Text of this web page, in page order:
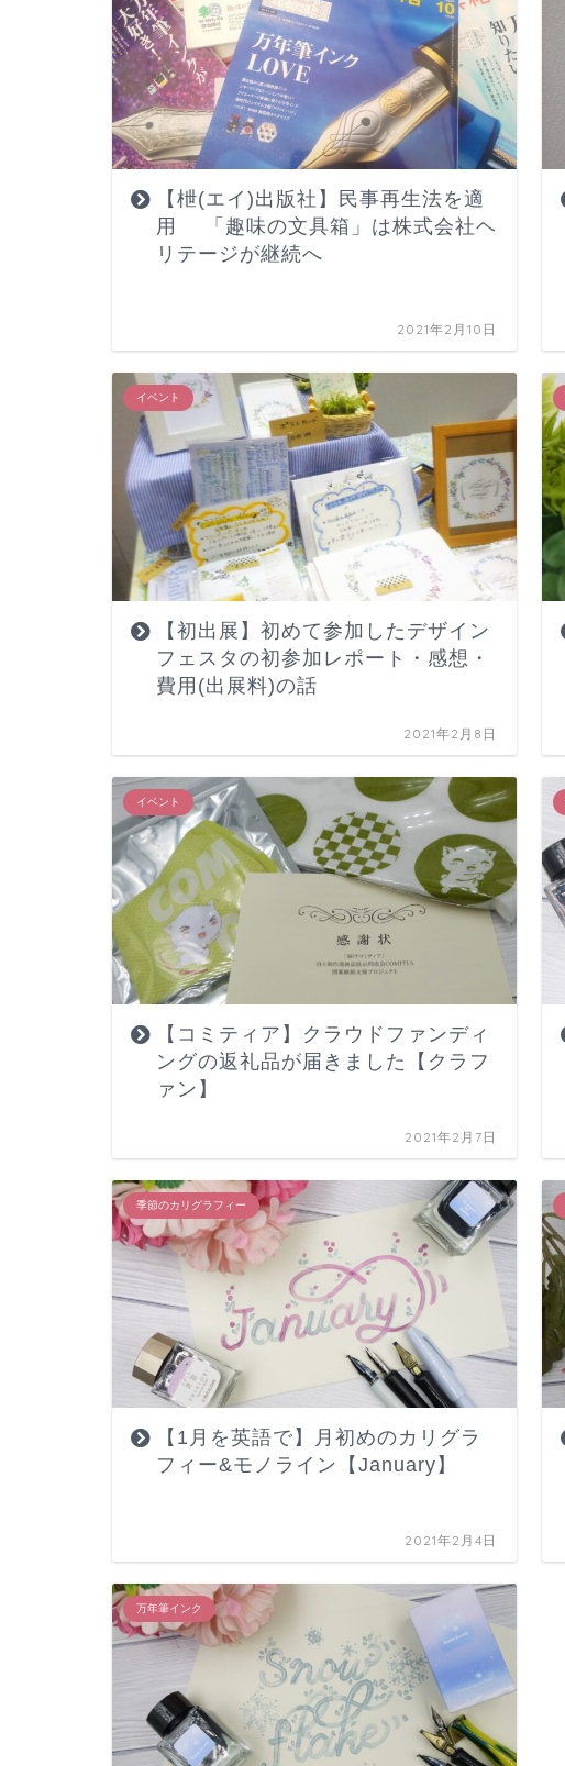
【枻(エイ)出版社】民事再生法を適
用 「趣味の文具箱」は株式会社ヘ
リテージが継続へ
2021年2月10日
イベント
【初出展】初めて参加したデザイン
フェスタの初参加レポート・感想・
費用(出展料)の話
2021年2月8日
イベント
【コミティア】クラウドファンディ
ングの返礼品が届きました【クラフ
ァン】
2021年2月7日
季節のカリグラフィー
【1月を英語で】月初めのカリグラ
フィー&モノライン【January】
2021年2月4日
万年筆インク